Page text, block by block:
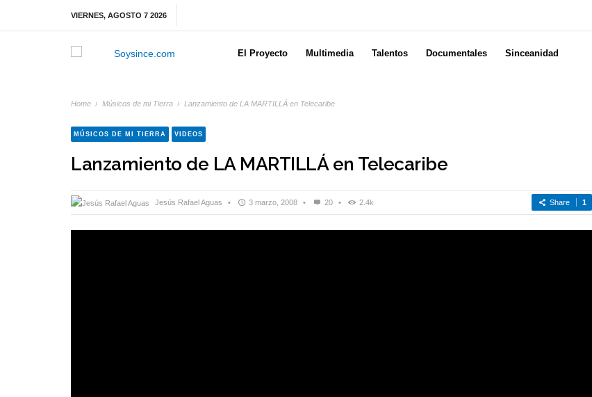
VIERNES, AGOSTO 7 2026
El Proyecto Multimedia Talentos Documentales Sinceanidad
Home › Músicos de mi Tierra › Lanzamiento de LA MARTILLÁ en Telecaribe
MÚSICOS DE MI TIERRA VIDEOS
Lanzamiento de LA MARTILLÁ en Telecaribe
Jesús Rafael Aguas • 3 marzo, 2008 • 20 • 2.4k Share 1